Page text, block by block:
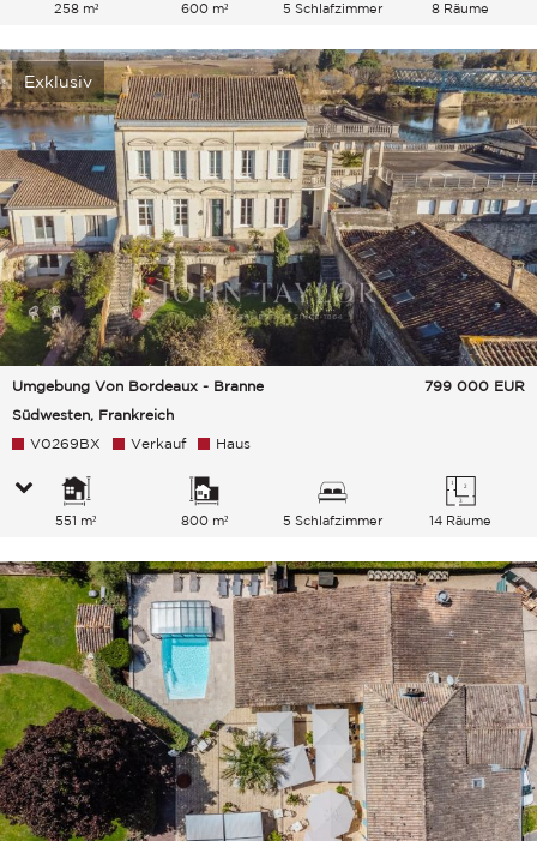
258 m² 600 m² 5 Schlafzimmer 8 Räume
Exklusiv
Umgebung Von Bordeaux - Branne
Südwesten, Frankreich
799 000 EUR
V0269BX Verkauf Haus
551 m² 800 m² 5 Schlafzimmer 14 Räume